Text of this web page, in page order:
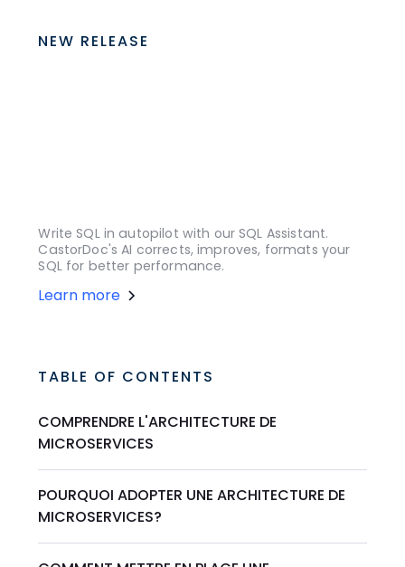
NEW RELEASE
Write SQL in autopilot with our SQL Assistant.
CastorDoc's AI corrects, improves, formats your
SQL for better performance.
Learn more
TABLE OF CONTENTS
COMPRENDRE L'ARCHITECTURE DE
MICROSERVICES
POURQUOI ADOPTER UNE ARCHITECTURE DE
MICROSERVICES?